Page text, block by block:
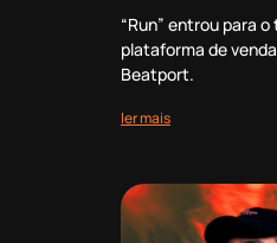
“Run” entrou para
plataforma de
Beatport.
ler mais